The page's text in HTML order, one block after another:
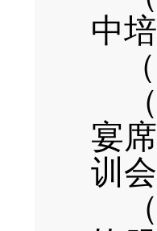
中
（
宴
训会